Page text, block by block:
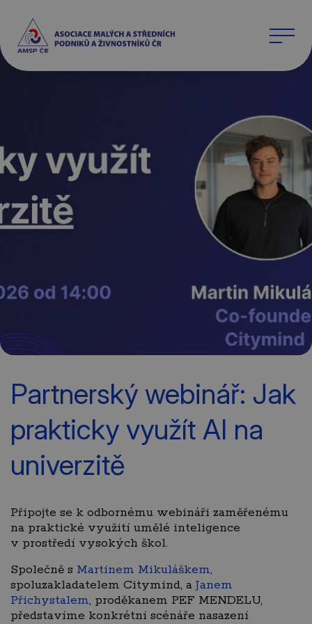
Partnerský webinář: Jak
prakticky využít AI na
univerzitě
Připojte se k odbornému webináři zaměřenému
na praktické využití umělé inteligence
v prostředí vysokých škol.
Společně s Martinem Mikuláškem,
spoluzakladatelem Citymind, a Janem
Přichystalem, proděkanem PEF MENDELU,
představíme konkrétní scénáře nasazení